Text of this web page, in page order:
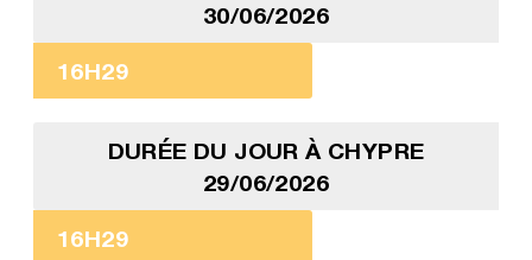
30/06/2026
16H29
DURÉE DU JOUR À CHYPRE
29/06/2026
16H29